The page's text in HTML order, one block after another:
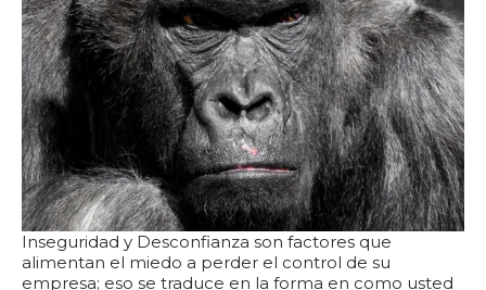
Inseguridad y Desconfianza son factores que
alimentan el miedo a perder el control de su
empresa; eso se traduce en la forma en como usted